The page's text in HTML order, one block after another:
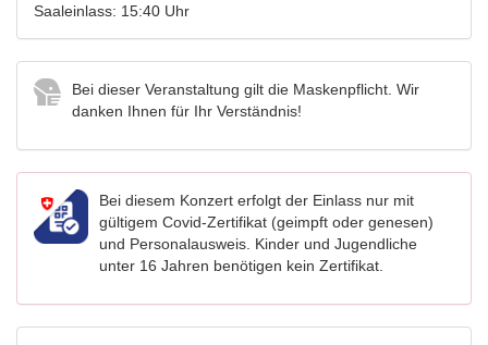
Saaleinlass: 15:40 Uhr
Bei dieser Veranstaltung gilt die Maskenpflicht. Wir
danken Ihnen für Ihr Verständnis!
Bei diesem Konzert erfolgt der Einlass nur mit
gültigem Covid-Zertifikat (geimpft oder genesen)
und Personalausweis. Kinder und Jugendliche
unter 16 Jahren benötigen kein Zertifikat.